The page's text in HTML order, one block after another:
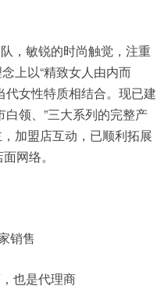
，敏锐的时尚触觉，注重
上以“精致女人由内而
代女性特质相结合。现已建
领、”三大系列的完整产
加盟店互动，已顺利拓展
网络。
销售
也是代理商